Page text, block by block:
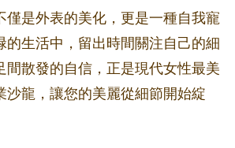
僅是外表的美化，更是一種自我寵
的生活中，留出時間關注自己的細
間散發的自信，正是現代女性最美
沙龍，讓您的美麗從細節開始綻